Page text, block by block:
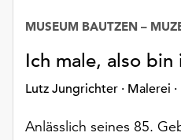
anpassen,
erreichen
Sie
die
über
Ich male, also bin
Lutz Jungrichter · Malerei ·
MUSEUM BAUTZEN –
Anlässlich seines 85.